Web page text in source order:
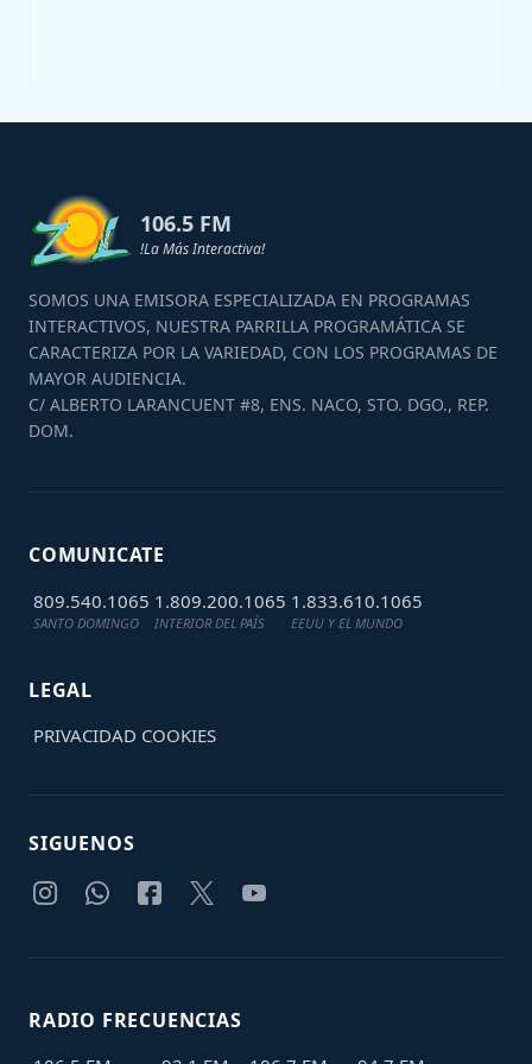
106.5 FM
!La Más Interactiva!
SOMOS UNA EMISORA ESPECIALIZADA EN PROGRAMAS
INTERACTIVOS, NUESTRA PARRILLA PROGRAMÁTICA SE
CARACTERIZA POR LA VARIEDAD, CON LOS PROGRAMAS DE
MAYOR AUDIENCIA.
C/ ALBERTO LARANCUENT #8, ENS. NACO, STO. DGO., REP.
DOM.
COMUNICATE
809.540.1065
SANTO DOMINGO
1.809.200.1065
INTERIOR DEL PAÍS
1.833.610.1065
EEUU Y EL MUNDO
LEGAL
PRIVACIDAD COOKIES
SIGUENOS
RADIO FRECUENCIAS